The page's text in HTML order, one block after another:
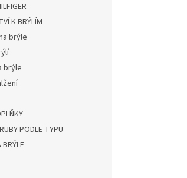
K BRÝLÍM
brýle
brýle
PODLE TYPU